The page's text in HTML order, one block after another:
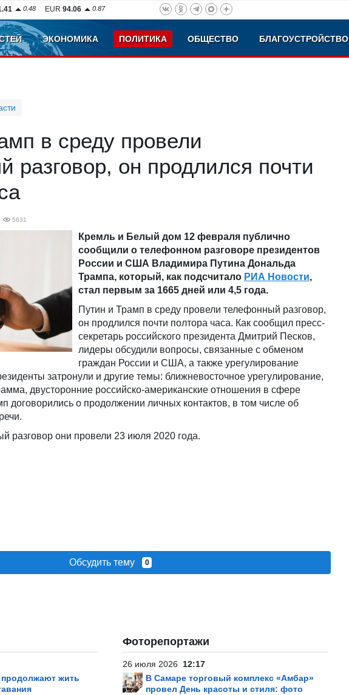
0.48 EUR 94.06 0.87
ЭКОНОМИКА ПОЛИТИКА ОБЩЕСТВО БЛАГОУСТРОЙСТВО
в среду провели
разговор, он продлился почти
5631
Кремль и Белый дом 12 февраля публично
сообщили о телефонном разговоре президентов
России и США Владимира Путина Дональда
Трампа, который, как подсчитало РИА Новости,
стал первым за 1665 дней или 4,5 года.
Путин и Трамп в среду провели телефонный разговор,
он продлился почти полтора часа. Как сообщил пресс-
секретарь российского президента Дмитрий Песков,
лидеры обсудили вопросы, связанные с обменом
граждан России и США, а также урегулирование
затронули и другие темы: ближневосточное урегулирование,
двусторонние российско-американские отношения в сфере
договорились о продолжении личных контактов, в том числе об
разговор они провели 23 июля 2020 года.
Обсудить тему 0
продолжают жить
Фоторепортажи
26 июля 2026 12:17
В Самаре торговый комплекс «Амбар»
провел День красоты и стиля: фото